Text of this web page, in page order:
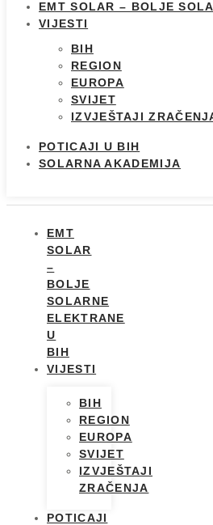
EMT SOLAR – BOLJE
VIJESTI
BIH
REGION
EUROPA
SVIJET
IZVJEŠTAJI
POTICAJI U BIH
SOLARNA AKADEMIJA
EMT
SOLAR
–
BOLJE
SOLARNE
ELEKTRANE
U
BIH
VIJESTI
BIH
REGION
EUROPA
SVIJET
IZVJEŠTAJI
ZRAČENJA
POTICAJI